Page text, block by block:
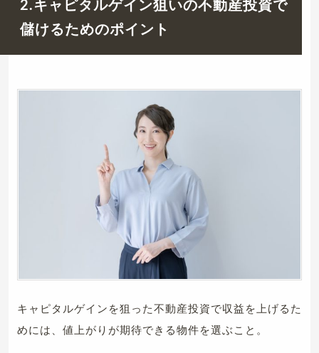
2.キャピタルゲイン狙いの不動産投資で
儲けるためのポイント
キャピタルゲインを狙った不動産投資で収益を上げるた
めには、値上がりが期待できる物件を選ぶこと。